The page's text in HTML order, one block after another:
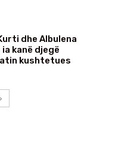
dhe Albulena
kanë djegë
kushtetues